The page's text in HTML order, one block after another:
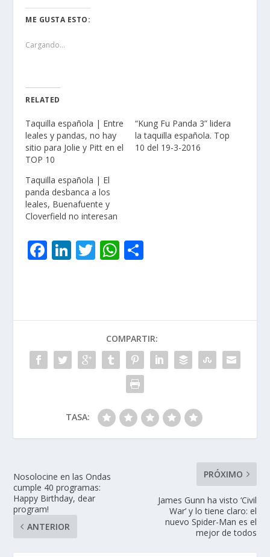
ME GUSTA ESTO:
Cargando...
RELATED
Taquilla española | Entre
leales y pandas, no hay
sitio para Jolie y Pitt en el
TOP 10
“Kung Fu Panda 3” lidera
la taquilla española. Top
10 del 19-3-2016
Taquilla española | El
panda desbanca a los
leales, Buenafuente y
Cloverfield no interesan
F
o
o
k
Li
dI
n
T W
A
p
p
ar
ti
r
COMPARTIR:
TASA:
Nosolocine en las Ondas
cumple 40 programas:
Happy Birthday, dear
program!
ANTERIOR
PRÓXIMO
James Gunn ha visto ‘Civil
War’ y lo tiene claro: el
nuevo Spider-Man es el
mejor de todos